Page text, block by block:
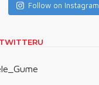
Follow on Instagram